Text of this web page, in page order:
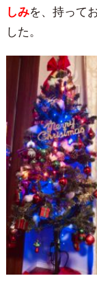
しみを、持って
した。